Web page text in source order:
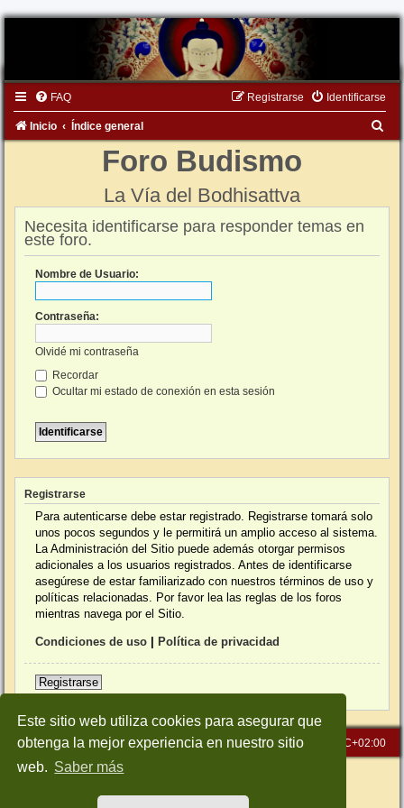
Este sitio web utiliza cookies para asegurar que
obtenga la mejor experiencia en nuestro sitio
web. Saber más
FAQ Identificarse
Registrarse
Inicio Índice general
Foro Budismo
La Vía del Bodhisattva
Necesita identificarse para responder temas en
este foro.
Nombre de Usuario:
Contraseña:
Olvidé mi contraseña
Recordar
Ocultar mi estado de conexión en esta sesión
Registrarse
Para autenticarse debe estar registrado. Registrarse tomará solo
unos pocos segundos y le permitirá un amplio acceso al sistema.
La Administración del Sitio puede además otorgar permisos
adicionales a los usuarios registrados. Antes de identificarse
asegúrese de estar familiarizado con nuestros términos de uso y
políticas relacionadas. Por favor lea las reglas de los foros
mientras navega por el Sitio.
Condiciones de uso Política de privacidad
Registrarse
Inicio Índice general Todos los horarios son UTC+02:00
Desarrollado porphpBB